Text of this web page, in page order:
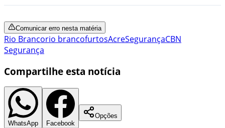
Comunicar erro nesta matéria
Rio Brancorio brancofurtosAcreSegurançaCBN
Segurança
Compartilhe esta notícia
WhatsApp Facebook
Opções